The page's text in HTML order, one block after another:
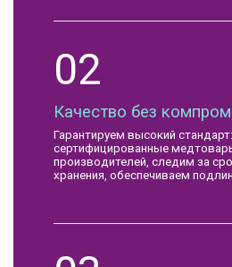
02
Качество без
Гарантируем высокий
сертифицированные
производителей, следим за
хранения, обеспечиваем